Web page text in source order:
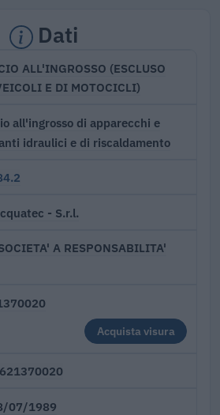
Dati
ALL'INGROSSO (ESCLUSO
E DI MOTOCICLI)
all'ingrosso di apparecchi e
idraulici e di riscaldamento
- S.r.l.
A RESPONSABILITA'
Acquista visura
07/1989